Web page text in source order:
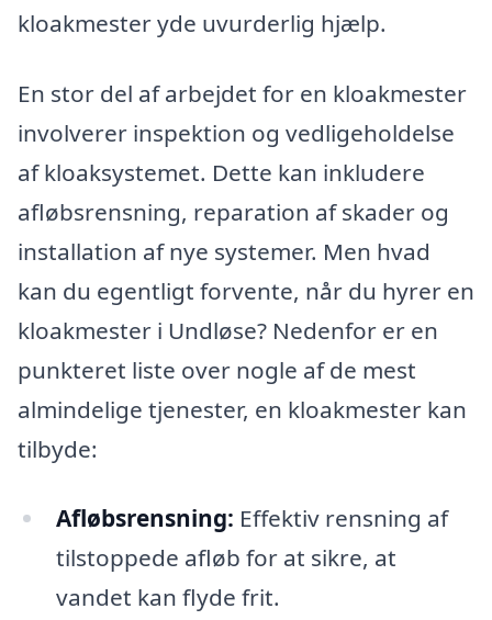
kloakmester yde uvurderlig hjælp.
En stor del af arbejdet for en kloakmester
involverer inspektion og vedligeholdelse
af kloaksystemet. Dette kan inkludere
afløbsrensning, reparation af skader og
installation af nye systemer. Men hvad
kan du egentligt forvente, når du hyrer en
kloakmester i Undløse? Nedenfor er en
punkteret liste over nogle af de mest
almindelige tjenester, en kloakmester kan
tilbyde:
Afløbsrensning: Effektiv rensning af
tilstoppede afløb for at sikre, at
vandet kan flyde frit.